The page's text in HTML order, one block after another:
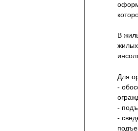
В
жилых
Для
-
-
-